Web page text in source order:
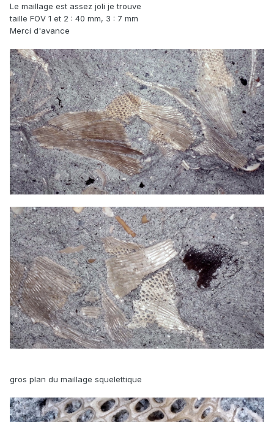
Le maillage est assez joli je trouve
taille FOV 1 et 2 : 40 mm, 3 : 7 mm
Merci d'avance
gros plan du maillage squelettique